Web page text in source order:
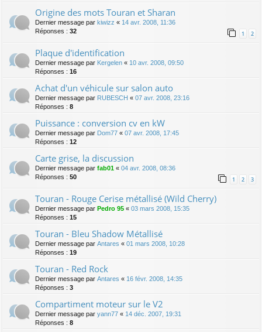
Origine des mots Touran et Sharan
Dernier message par kiwizz « 14 avr. 2008, 11:36
Réponses : 32 1 2
Plaque d'identification
Dernier message par Kergelen « 10 avr. 2008, 09:50
Réponses : 16
Achat d'un véhicule sur salon auto
Dernier message par RUBESCH « 07 avr. 2008, 23:16
Réponses : 8
Puissance : conversion cv en kW
Dernier message par Dom77 « 07 avr. 2008, 17:45
Réponses : 12
Carte grise, la discussion
Dernier message par fab01 « 04 avr. 2008, 08:36
Réponses : 50 1 2 3
Touran - Rouge Cerise métallisé (Wild Cherry)
Dernier message par Pedro 95 « 03 mars 2008, 15:35
Réponses : 15
Touran - Bleu Shadow Métallisé
Dernier message par Antares « 01 mars 2008, 10:28
Réponses : 19
Touran - Red Rock
Dernier message par Antares « 16 févr. 2008, 14:35
Réponses : 3
Compartiment moteur sur le V2
Dernier message par yann77 « 14 déc. 2007, 19:31
Réponses : 8